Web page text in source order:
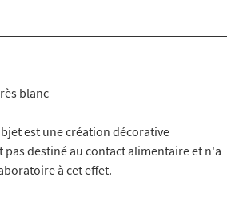
blanc
est une création décorative
pas destiné au contact alimentaire et n'a
à cet effet.